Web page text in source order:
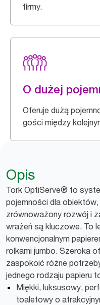
firmy.
O dużej
Oferuje dużą
gości między
Opis
Tork OptiServe® to
pojemności dla
zrównoważony rozwój i
wrażeń są kluczowe. To
konwencjonalnym
rolkami jumbo. Szeroka
zaspokoić różne
jednego rodzaju papieru
Miękki, luksusowy,
toaletowy o